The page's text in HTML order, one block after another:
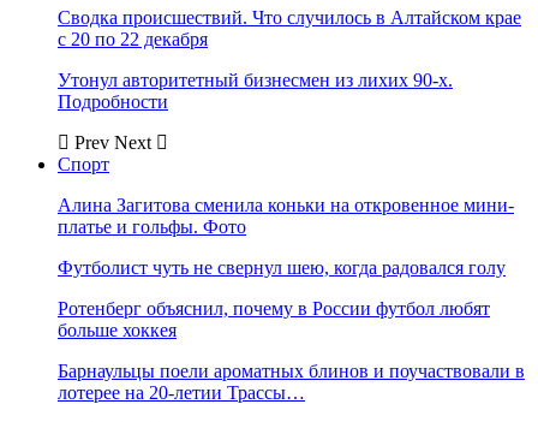
Сводка происшествий. Что случилось в Алтайском крае
с 20 по 22 декабря
Утонул авторитетный бизнесмен из лихих 90-х.
Подробности
Prev Next
Спорт
Алина Загитова сменила коньки на откровенное мини-
платье и гольфы. Фото
Футболист чуть не свернул шею, когда радовался голу
Ротенберг объяснил, почему в России футбол любят
больше хоккея
Барнаульцы поели ароматных блинов и поучаствовали в
лотерее на 20-летии Трассы…